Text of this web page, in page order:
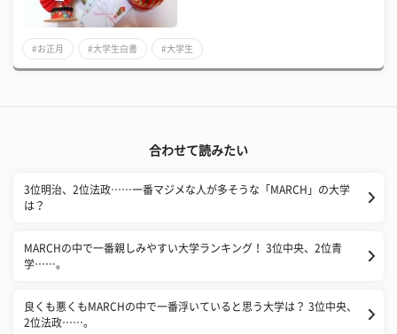
#お正月 #大学生白書 #大学生
合わせて読みたい
3位明治、2位法政……一番マジメな人が多そうな「MARCH」の大学
は？
MARCHの中で一番親しみやすい大学ランキング！ 3位中央、2位青
学……。
良くも悪くもMARCHの中で一番浮いていると思う大学は？ 3位中央、
2位法政……。